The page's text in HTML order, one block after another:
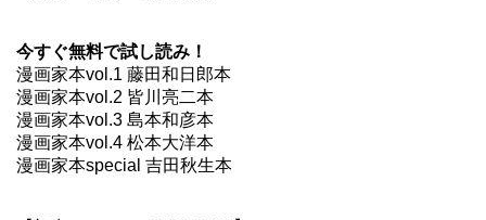
今すぐ無料で試し読み！
漫画家本vol.1 藤田和日郎本
漫画家本vol.2 皆川亮二本
漫画家本vol.3 島本和彦本
漫画家本vol.4 松本大洋本
漫画家本special 吉田秋生本